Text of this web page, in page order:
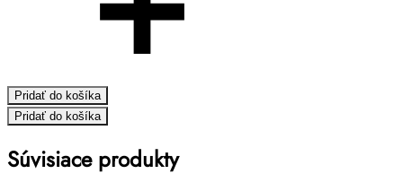
Pridať do košíka
Pridať do košíka
Súvisiace produkty